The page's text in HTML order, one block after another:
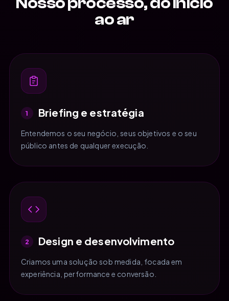
ao ar
1 Briefing e estratégia
Entendemos o seu negócio, seus objetivos e o seu
público antes de qualquer execução.
2 Design e desenvolvimento
Criamos uma solução sob medida, focada em
experiência, performance e conversão.